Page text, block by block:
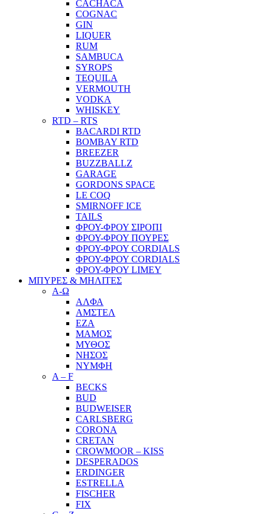
CACHACA
COGNAC
GIN
LIQUER
RUM
SAMBUCA
SYROPS
TEQUILA
VERMOUTH
VODKA
WHISKEY
RTD – RTS
BACARDI RTD
BOMBAY RTD
BREEZER
BUZZBALLZ
GARAGE
GORDONS SPACE
LE COQ
SMIRNOFF ICE
TAILS
ΦΡΟΥ-ΦΡΟΥ ΣΙΡΟΠΙ
ΦΡΟΥ-ΦΡΟΥ ΠΟΥΡΕΣ
ΦΡΟΥ-ΦΡΟΥ CORDIALS
ΦΡΟΥ-ΦΡΟΥ CORDIALS
ΦΡΟΥ-ΦΡΟΥ LIMEY
ΜΠΥΡΕΣ & ΜΗΛΙΤΕΣ
Α-Ω
ΑΛΦΑ
ΑΜΣΤΕΛ
ΕΖΑ
ΜΑΜΟΣ
ΜΥΘΟΣ
ΝΗΣΟΣ
ΝΥΜΦΗ
A – F
BECKS
BUD
BUDWEISER
CARLSBERG
CORONA
CRETAN
CROWMOOR – KISS
DESPERADOS
ERDINGER
ESTRELLA
FISCHER
FIX